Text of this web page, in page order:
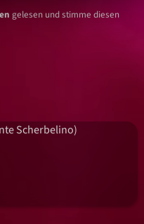
gelesen und stimme diesen